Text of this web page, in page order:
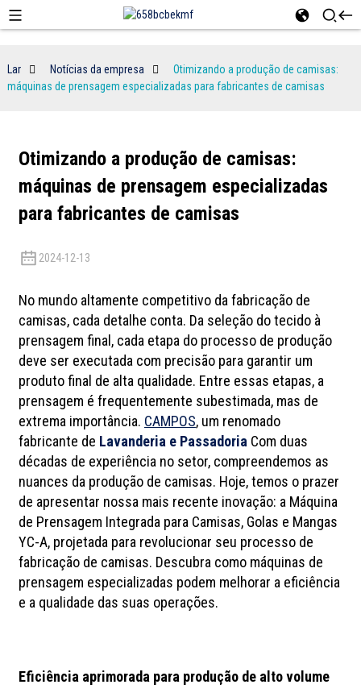
Lar Notícias da empresa
Otimizando a produção de camisas:
máquinas de prensagem especializadas para fabricantes de camisas
Otimizando a produção de camisas:
máquinas de prensagem especializadas
para fabricantes de camisas
2024-12-13
No mundo altamente competitivo da fabricação de
camisas, cada detalhe conta. Da seleção do tecido à
prensagem final, cada etapa do processo de produção
deve ser executada com precisão para garantir um
produto final de alta qualidade. Entre essas etapas, a
prensagem é frequentemente subestimada, mas de
extrema importância. CAMPOS, um renomado
fabricante de Lavanderia e PassadoriaCom duas
décadas de experiência no setor, compreendemos as
nuances da produção de camisas. Hoje, temos o prazer
de apresentar nossa mais recente inovação: a Máquina
de Prensagem Integrada para Camisas, Golas e Mangas
YC-A, projetada para revolucionar seu processo de
fabricação de camisas. Descubra como máquinas de
prensagem especializadas podem melhorar a eficiência
e a qualidade das suas operações.
Eficiência aprimorada para produção de alto volume